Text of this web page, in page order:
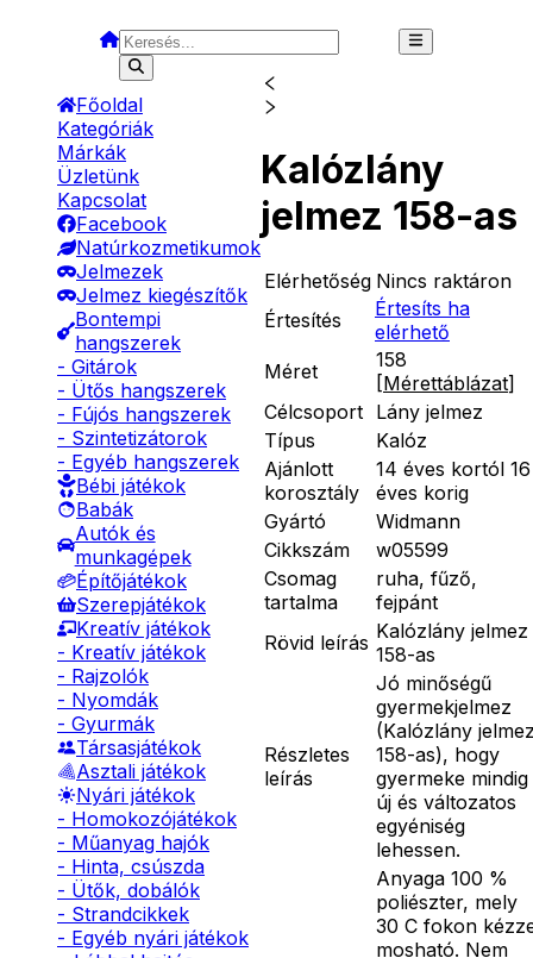
Főoldal
Kategóriák
Márkák
Üzletünk
Kapcsolat
Facebook
Natúrkozmetikumok
Jelmezek
Jelmez kiegészítők
Bontempi
hangszerek
- Gitárok
- Ütős hangszerek
- Fújós hangszerek
- Szintetizátorok
- Egyéb hangszerek
Bébi játékok
Babák
Autók és
munkagépek
Építőjátékok
Szerepjátékok
Kreatív játékok
- Kreatív játékok
- Rajzolók
- Nyomdák
- Gyurmák
Társasjátékok
Asztali játékok
Nyári játékok
- Homokozójátékok
- Műanyag hajók
- Hinta, csúszda
- Ütők, dobálók
- Strandcikkek
- Egyéb nyári játékok
Kalózlány
jelmez 158-as
Elérhetőség Nincs raktáron
Értesítés
Értesíts ha
elérhető
Méret
158
[Mérettáblázat]
Célcsoport Lány jelmez
Típus
Kalóz
Ajánlott
korosztály
14 éves kortól 16
éves korig
Gyártó
Widmann
Cikkszám
w05599
Csomag
tartalma
ruha, fűző,
fejpánt
Rövid leírás Kalózlány jelmez
158-as
Részletes
leírás
Jó minőségű
gyermekjelmez
(Kalózlány
158-as), hogy
gyermeke mindig
új és változatos
egyéniség
lehessen.
Anyaga 100 %
poliészter, mely
30 C fokon
mosható. Nem